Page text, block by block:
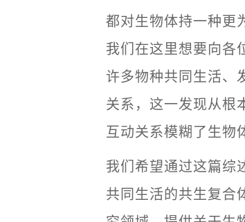
都对生物体持一种更
我们在这里想要向各
许多物种共同生活、
关系，这一发现从根
互动关系模糊了生物
我们希望通过这篇综
共同生活的共生复合